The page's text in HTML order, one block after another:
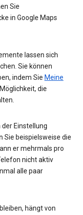
Sie
in Google Maps
lassen sich
Sie können
indem Sie Meine
die
Einstellung
Sie beispielsweise die
er mehrmals pro
nicht aktiv
alle paar
hängt von